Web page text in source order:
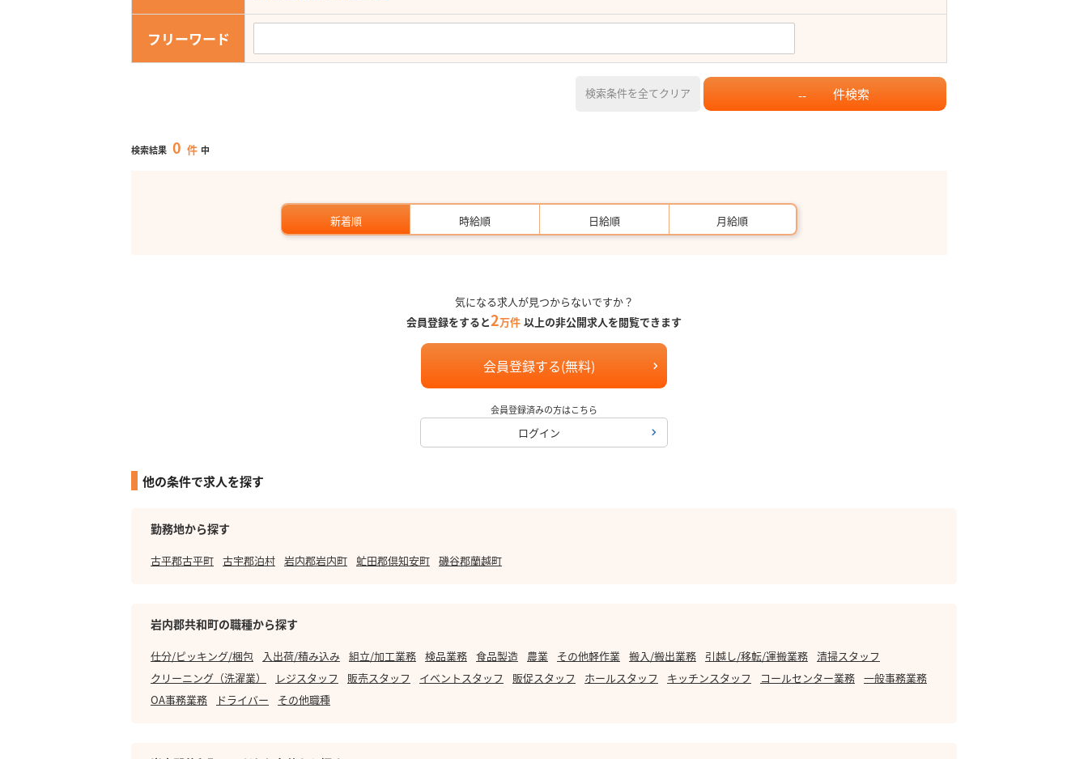
フリーワード
検索条件を全てクリア -- 件検索
検索結果 0 件 中
新着順 時給順 日給順 月給順
気になる求人が見つからないですか？
会員登録をすると2万件 以上の非公開求人を閲覧できます
会員登録する(無料)
会員登録済みの方はこちら
ログイン
他の条件で求人を探す
勤務地から探す
古平郡古平町 古宇郡泊村 岩内郡岩内町 虻田郡倶知安町 磯谷郡蘭越町
岩内郡共和町の職種から探す
仕分/ピッキング/梱包 入出荷/積み込み 組立/加工業務 検品業務 食品製造 農業 その他軽作業 搬入/搬出業務 引越し/移転/運搬業務 清掃スタッフ
クリーニング（洗濯業）
レジスタッフ 販売スタッフ イベントスタッフ 販促スタッフ ホールスタッフ キッチンスタッフ コールセンター業務 一般事務業務
OA事務業務
ドライバー その他職種